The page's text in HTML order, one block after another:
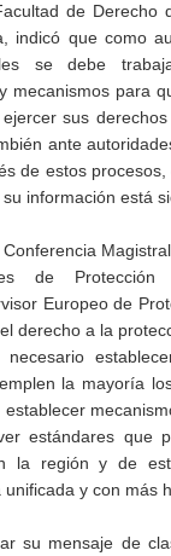
de Derecho
indicó que como
se debe
mecanismos para
sus
ante
de estos
información está
de Protección
Europeo de
derecho a la
la mayoría
estándares que
la región y de
y con más
su mensaje de